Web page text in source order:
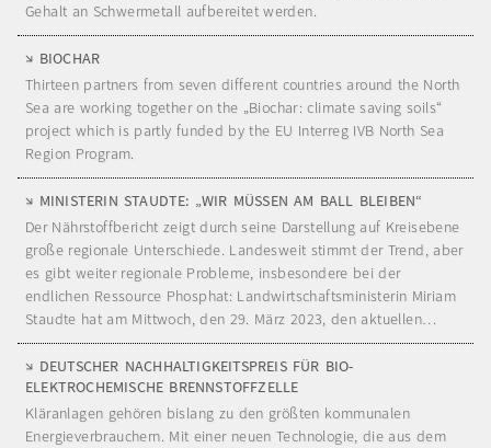
Gehalt an Schwermetall aufbereitet werden.
BIOCHAR
Thirteen partners from seven different countries around the North
Sea are working together on the „Biochar: climate saving soils“
project which is partly funded by the EU Interreg IVB North Sea
Region Program.
MINISTERIN STAUDTE: „WIR MÜSSEN AM BALL BLEIBEN“
Der Nährstoffbericht zeigt durch seine Darstellung auf Kreisebene
große regionale Unterschiede. Landesweit stimmt der Trend, aber
es gibt weiter regionale Probleme, insbesondere bei der
endlichen Ressource Phosphat: Landwirtschaftsministerin Miriam
Staudte hat am Mittwoch, den 29. März 2023, den aktuellen…
DEUTSCHER NACHHALTIGKEITSPREIS FÜR BIO-
ELEKTROCHEMISCHE BRENNSTOFFZELLE
Kläranlagen gehören bislang zu den größten kommunalen
Energieverbrauchern. Mit einer neuen Technologie, die aus dem